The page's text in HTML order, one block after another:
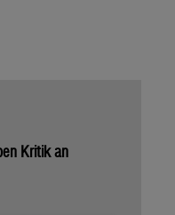
Kritik an